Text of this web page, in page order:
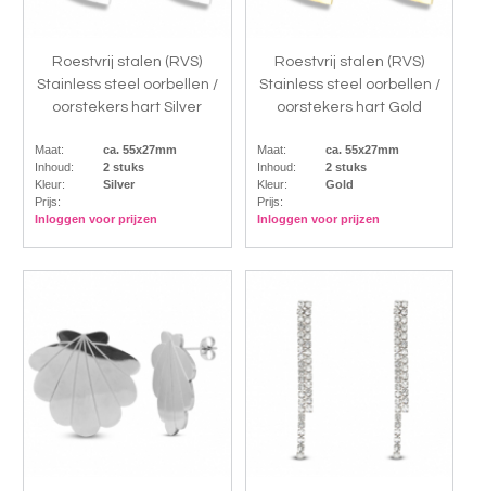
Roestvrij stalen (RVS)
Stainless steel oorbellen /
oorstekers hart Silver
Maat:
ca. 55x27mm
Inhoud:
2 stuks
Kleur:
Silver
Prijs:
Inloggen voor prijzen
Roestvrij stalen (RVS)
Stainless steel oorbellen /
oorstekers hart Gold
Maat:
ca. 55x27mm
Inhoud:
2 stuks
Kleur:
Gold
Prijs:
Inloggen voor prijzen